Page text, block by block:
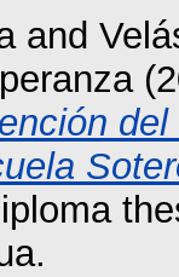
and